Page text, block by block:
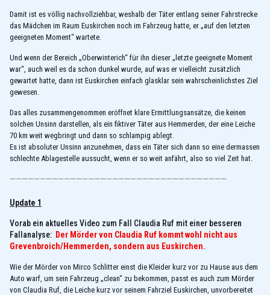
Damit ist es völlig nachvollziehbar, weshalb der Täter entlang seiner Fahrstrecke
das Mädchen im Raum Euskirchen noch im Fahrzeug hatte, er „auf den letzten
geeigneten Moment“ wartete.
Und wenn der Bereich „Oberwinterich“ für ihn dieser „letzte geeignete Moment
war“, auch weil es da schon dunkel wurde, auf was er vielleicht zusätzlich
gewartet hatte, dann ist Euskirchen einfach glasklar sein wahrscheinlichstes Ziel
gewesen.
Das alles zusammengenommen eröffnet klare Ermittlungsansätze, die keinen
solchen Unsinn darstellen, als ein fiktiver Täter aus Hemmerden, der eine Leiche
70 km weit wegbringt und dann so schlampig ablegt.
Es ist absoluter Unsinn anzunehmen, dass ein Täter sich dann so eine dermassen
schlechte Ablagestelle aussucht, wenn er so weit anfährt, also so viel Zeit hat.
————————————————————————————————————
Update 1
Vorab ein aktuelles Video zum Fall Claudia Ruf mit einer besseren
Fallanalyse: Der Mörder von Claudia Ruf kommt wohl nicht aus
Grevenbroich/Hemmerden, sondern aus Euskirchen.
Wie der Mörder von Mirco Schlitter einst die Kleider kurz vor zu Hause aus dem
Auto warf, um sein Fahrzeug „clean“ zu bekommen, passt es auch zum Mörder
von Claudia Ruf, die Leiche kurz vor seinem Fahrziel Euskirchen, unvorbereitet